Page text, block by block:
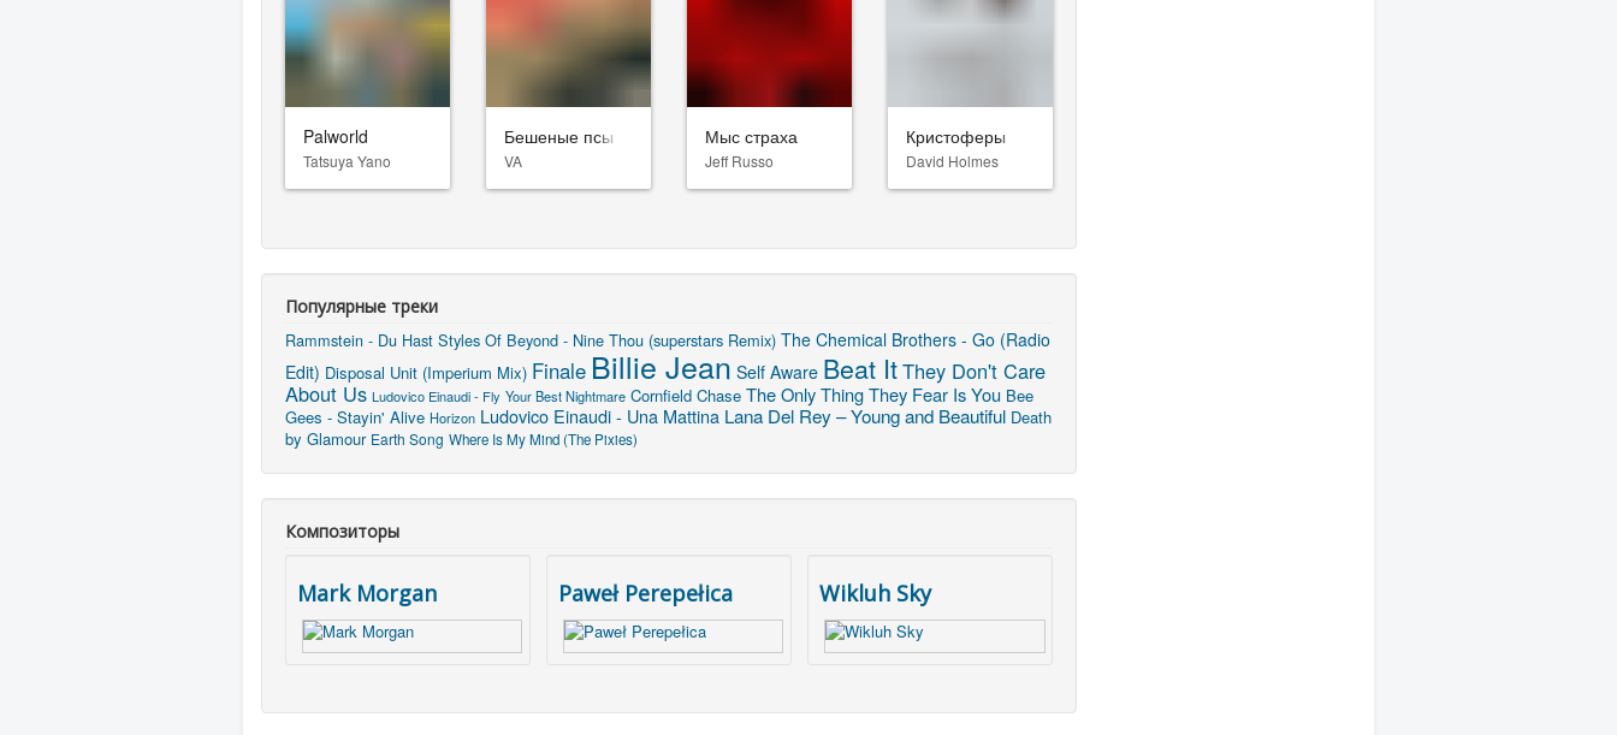
Palworld
Tatsuya Yano
Бешеные псы
VA
Мыс страха
Jeff Russo
Кристоферы
David Holmes
Популярные треки
Rammstein - Du Hast Styles Of Beyond - Nine Thou (superstars Remix) The Chemical Brothers - Go (Radio
Edit) Disposal Unit (Imperium Mix) Finale Billie Jean Self Aware Beat ItThey Don't Care
About Us Ludovico Einaudi - Fly Your Best Nightmare Cornfield Chase The Only Thing They Fear Is You Bee
Gees - Stayin' Alive Horizon Ludovico Einaudi - Una Mattina Lana Del Rey – Young and Beautiful Death
by Glamour Earth Song Where Is My Mind (The Pixies)
Композиторы
Mark Morgan Paweł Perepełica Wikluh Sky